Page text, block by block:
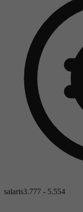
salaris3.777 - 5.554